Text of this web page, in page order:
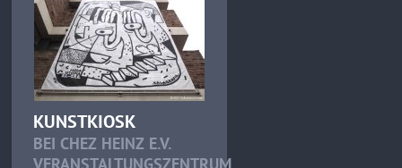
KUNSTKIOSK
BEI CHEZ HEINZ E.V.
VERANSTALTUNGSZENTRUM